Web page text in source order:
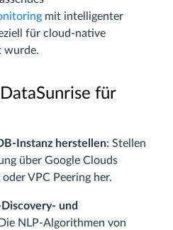
mit intelligenter
für cloud‑native
wurde.
für
herstellen: Stellen
über Google Clouds
VPC Peering her.
und
NLP‑Algorithmen von